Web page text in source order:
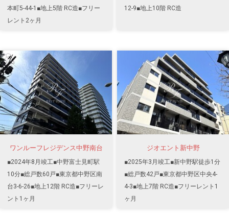
本町5-44-1■地上5階 RC造■フリー
レント2ヶ月
12-9■地上10階 RC造
ワンルーフレジデンス中野南台
■2024年8月竣工■中野富士見町駅
10分■総戸数60戸■東京都中野区南
台3-6-26■地上12階 RC造■フリーレ
ント1ヶ月
ジオエント新中野
■2025年3月竣工■新中野駅徒歩1分
■総戸数42戸■東京都中野区中央4-
4-3■地上7階 RC造■フリーレント1
ヶ月